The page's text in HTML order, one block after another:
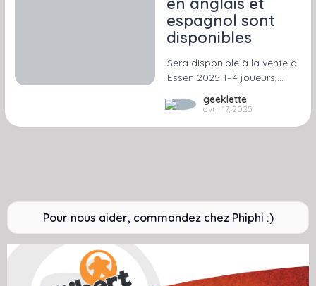
espagnol sont
disponibles
Sera disponible à la vente à
Essen 2025 1–4 joueurs,…
geeklette
avril 17, 2025
Pour nous aider, commandez chez Phiphi :)